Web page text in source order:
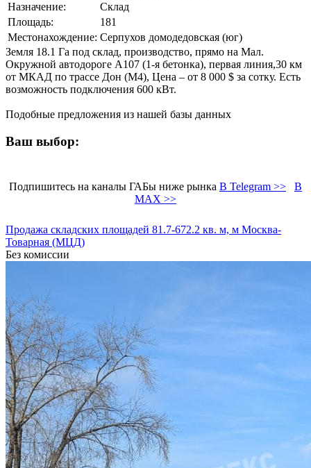
Назначение:
Склад
Площадь:
181
Местонахождение: Серпухов домодедовская (юг)
Земля 18.1 Га под склад, производство, прямо на Мал.
Окружной автодороге А107 (1-я бетонка), первая линия,30 км
от МКАД по трассе Дон (М4), Цена – от 8 000 $ за сотку. Есть
возможность подключения 600 кВт.
Подобные предложения из нашей базы данных
Ваш выбор:
Подпишитесь на каналы ГАБы ниже рынка В Telegram >>
В
MAX >>
Продажа складских площадей 81.7-672.2 кв. м, м Москва-
Товарная (МЦД)
Без комиссии